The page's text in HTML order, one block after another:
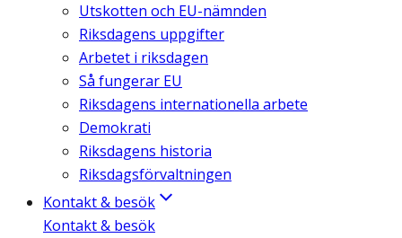
Utskotten och EU-nämnden
Riksdagens uppgifter
Arbetet i riksdagen
Så fungerar EU
Riksdagens internationella arbete
Demokrati
Riksdagens historia
Riksdagsförvaltningen
Kontakt & besök
Kontakt & besök